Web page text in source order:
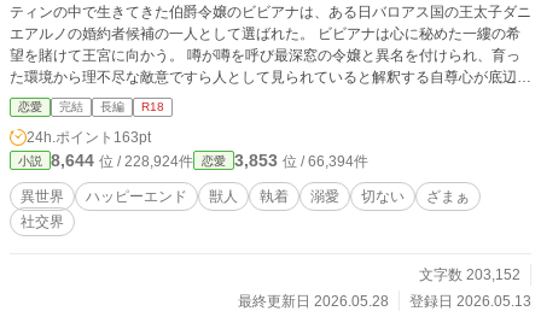
ティンの中で生きてきた伯爵令嬢のビビアナは、ある日バロアス国の王太子ダニ
エアルノの婚約者候補の一人として選ばれた。 ビビアナは心に秘めた一縷の希
望を賭けて王宮に向かう。 噂が噂を呼び最深窓の令嬢と異名を付けられ、育っ
た環境から理不尽な敵意ですら人として見られていると解釈する自尊心が底辺の
令嬢と、絵に描いたような麗しき聖人君子である王子様の秘めた想いが交錯す
る、甘くも切ない物語。 バロアス王国編第六作目。R18には☆マークがついて
います。
恋愛 完結 長編 R18
24h.ポイント 163pt
小説 8,644 位 / 228,924件 恋愛 3,853 位 / 66,394件
異世界 ハッピーエンド 獣人 執着 溺愛 切ない
ざまぁ
社交界
文字数 203,152
最終更新日 2026.05.28
登録日 2026.05.13